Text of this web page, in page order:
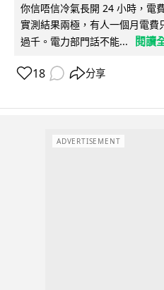
你信唔信冷氣長開 24 小時，電
實測結果兩極，有人一個月電
過千。電力部門話不能...
閱讀
18 分享
ADVERTISEMENT